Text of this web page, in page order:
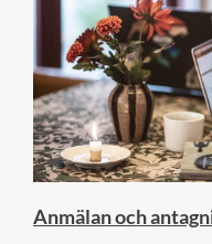
Anmälan och